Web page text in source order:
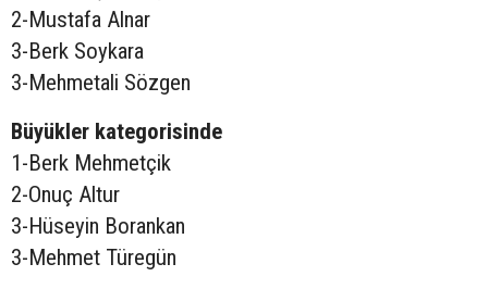
2-Mustafa Alnar
3-Berk Soykara
3-Mehmetali Sözgen
Büyükler kategorisinde
1-Berk Mehmetçik
2-Onuç Altur
3-Hüseyin Borankan
3-Mehmet Türegün